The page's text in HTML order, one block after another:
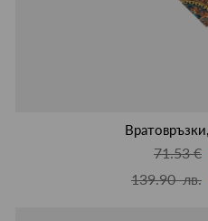
71.53 €
139.90 лв.